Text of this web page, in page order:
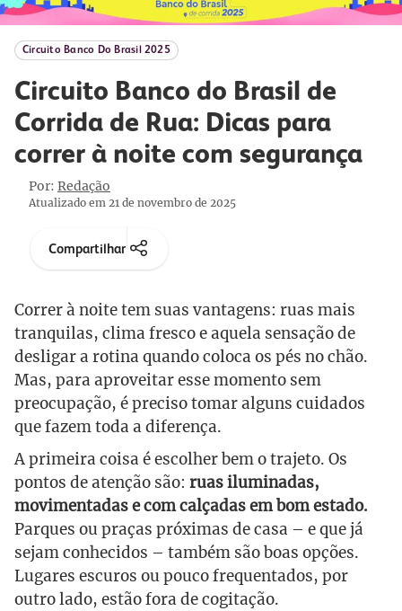
Circuito Banco Do Brasil 2025
Circuito Banco do Brasil de
Corrida de Rua: Dicas para
correr à noite com segurança
Por: Redação
Atualizado em 21 de novembro de 2025
Compartilhar
Correr à noite tem suas vantagens: ruas mais
tranquilas, clima fresco e aquela sensação de
desligar a rotina quando coloca os pés no chão.
Mas, para aproveitar esse momento sem
preocupação, é preciso tomar alguns cuidados
que fazem toda a diferença.
A primeira coisa é escolher bem o trajeto. Os
pontos de atenção são: ruas iluminadas,
movimentadas e com calçadas em bom estado.
Parques ou praças próximas de casa – e que já
sejam conhecidos – também são boas opções.
Lugares escuros ou pouco frequentados, por
outro lado, estão fora de cogitação.